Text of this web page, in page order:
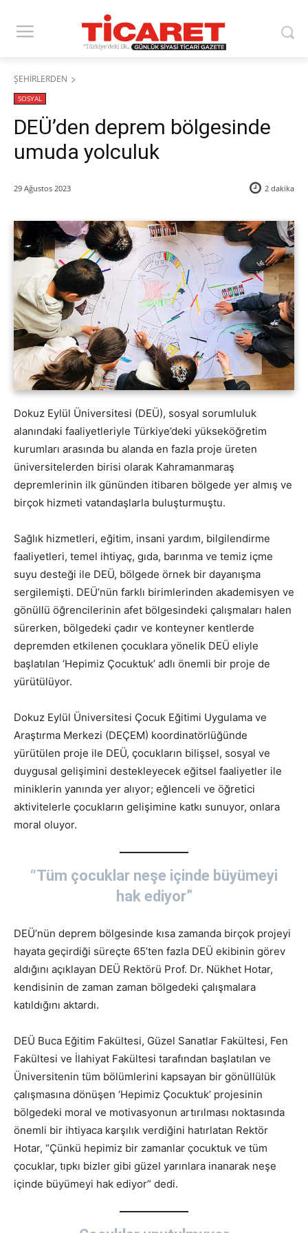
ŞEHİRLERDEN
SOSYAL
DEÜ’den deprem bölgesinde
umuda yolculuk
29 Ağustos 2023 2 dakika
Dokuz Eylül Üniversitesi (DEÜ), sosyal sorumluluk
alanındaki faaliyetleriyle Türkiye’deki yükseköğretim
kurumları arasında bu alanda en fazla proje üreten
üniversitelerden birisi olarak Kahramanmaraş
depremlerinin ilk gününden itibaren bölgede yer almış ve
birçok hizmeti vatandaşlarla buluşturmuştu.
Sağlık hizmetleri, eğitim, insani yardım, bilgilendirme
faaliyetleri, temel ihtiyaç, gıda, barınma ve temiz içme
suyu desteği ile DEÜ, bölgede örnek bir dayanışma
sergilemişti. DEÜ’nün farklı birimlerinden akademisyen ve
gönüllü öğrencilerinin afet bölgesindeki çalışmaları halen
sürerken, bölgedeki çadır ve konteyner kentlerde
depremden etkilenen çocuklara yönelik DEÜ eliyle
başlatılan ‘Hepimiz Çocuktuk’ adlı önemli bir proje de
yürütülüyor.
Dokuz Eylül Üniversitesi Çocuk Eğitimi Uygulama ve
Araştırma Merkezi (DEÇEM) koordinatörlüğünde
yürütülen proje ile DEÜ, çocukların bilişsel, sosyal ve
duygusal gelişimini destekleyecek eğitsel faaliyetler ile
miniklerin yanında yer alıyor; eğlenceli ve öğretici
aktivitelerle çocukların gelişimine katkı sunuyor, onlara
moral oluyor.
“Tüm çocuklar neşe içinde büyümeyi
hak ediyor”
DEÜ’nün deprem bölgesinde kısa zamanda birçok projeyi
hayata geçirdiği süreçte 65’ten fazla DEÜ ekibinin görev
aldığını açıklayan DEÜ Rektörü Prof. Dr. Nükhet Hotar,
kendisinin de zaman zaman bölgedeki çalışmalara
katıldığını aktardı.
DEÜ Buca Eğitim Fakültesi, Güzel Sanatlar Fakültesi, Fen
Fakültesi ve İlahiyat Fakültesi tarafından başlatılan ve
Üniversitenin tüm bölümlerini kapsayan bir gönüllülük
çalışmasına dönüşen ‘Hepimiz Çocuktuk’ projesinin
bölgedeki moral ve motivasyonun artırılması noktasında
önemli bir ihtiyaca karşılık verdiğini hatırlatan Rektör
Hotar, “Çünkü hepimiz bir zamanlar çocuktuk ve tüm
çocuklar, tıpkı bizler gibi güzel yarınlara inanarak neşe
içinde büyümeyi hak ediyor” dedi.